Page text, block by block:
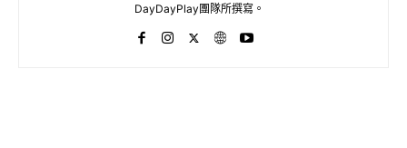
DayDayPlay團隊所撰寫。